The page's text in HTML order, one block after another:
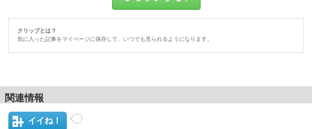
クリップとは？
気に入った記事をマイページに保存して、いつでも見られるようになります。
関連情報
イイね！